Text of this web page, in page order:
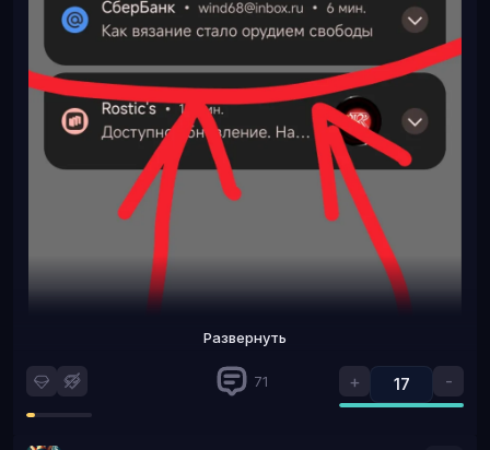
Развернуть
+ 17 -
71